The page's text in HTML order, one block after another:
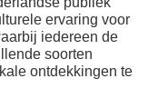
ervaring voor
iedereen de
soorten
ontdekkingen te